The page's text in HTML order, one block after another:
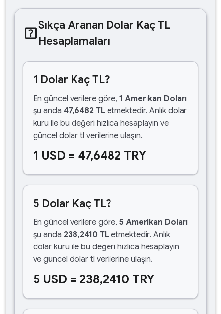
help_centerSıkça Aranan Dolar Kaç TL
Hesaplamaları
1 Dolar Kaç TL?
En güncel verilere göre, 1 Amerikan Doları
şu anda 47,6482 TL etmektedir. Anlık dolar
kuru ile bu değeri hızlıca hesaplayın ve
güncel dolar tl verilerine ulaşın.
1 USD = 47,6482 TRY
5 Dolar Kaç TL?
En güncel verilere göre, 5 Amerikan Doları
şu anda 238,2410 TL etmektedir. Anlık
dolar kuru ile bu değeri hızlıca hesaplayın
ve güncel dolar tl verilerine ulaşın.
5 USD = 238,2410 TRY